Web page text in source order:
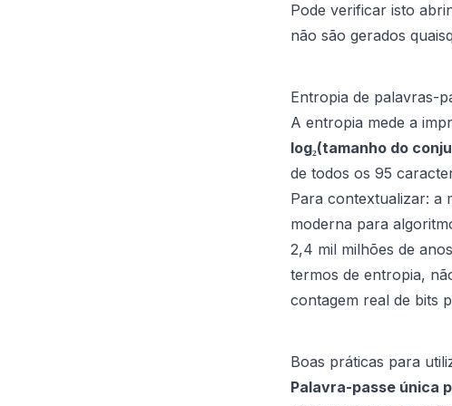
Pode verificar isto
não são gerados
Entropia de palavras-
A entropia mede a
log₂(tamanho do
de todos os 95
Para contextualizar: a
moderna para
2,4 mil milhões de
termos de entropia,
contagem real de bits
Boas práticas para
Palavra-passe única